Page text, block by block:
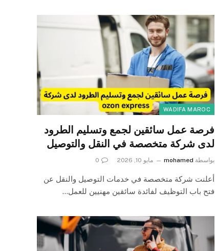
WADIFA MAROC
فرصة عمل سائقين لجمع وتسليم الطرود
لدى شركة متخصصة في النقل والتوصيل
بواسطة mohamed مايو 10, 2026 0
أعلنت شركة متخصصة في خدمات التوصيل والنقل عن
فتح باب التوظيف لفائدة سائقين مهنيين للعمل…